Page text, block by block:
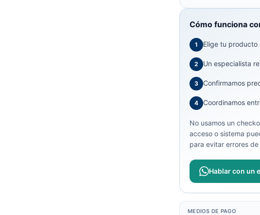
Cómo funciona
1 Elige tu producto
2 Un especialista
3 Confirmamos
4 Coordinamos
No usamos un
acceso o sistema
para evitar errores
Hablar con un
MEDIOS DE PAGO